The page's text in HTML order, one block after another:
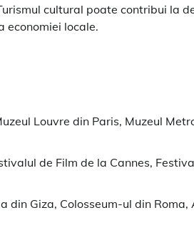
cultural poate contribui la
economiei locale.
Louvre din Paris, Muzeul
de Film de la Cannes,
din Giza, Colosseum-ul din